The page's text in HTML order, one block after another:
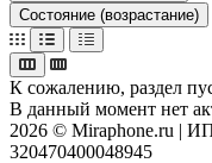
Состояние (возрастание)
К сожалению, раздел
В данный момент нет
2026 © Miraphone.ru |
320470400048945